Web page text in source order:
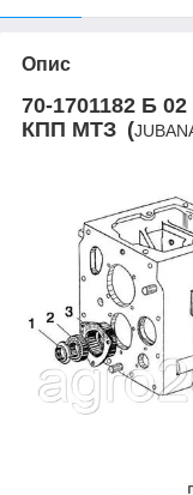
Опис
70-1701182 Б
КПП МТЗ (